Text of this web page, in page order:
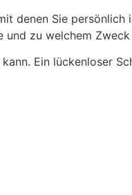
denen Sie
zu welchem
Ein lückenloser